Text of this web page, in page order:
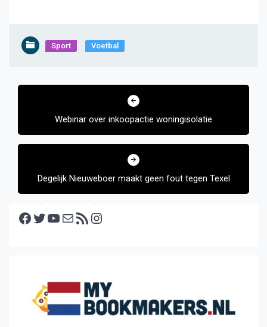
Sport Voetbal
Bericht
Webinar over inkoopactie woningisolatie
Degelijk Nieuweboer maakt geen fout tegen Texel
Facebook Twitter YouTube E-mail RSS feed